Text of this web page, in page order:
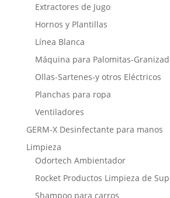
Extractores de Jugo
Hornos y Plantillas
Línea Blanca
Máquina para Palomitas-
Ollas-Sartenes-y otros Eléctricos
Planchas para ropa
Ventiladores
GERM-X Desinfectante para manos
Limpieza
Odortech Ambientador
Rocket Productos Limpieza de
Shampoo para carros